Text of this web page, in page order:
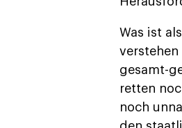
Was ist
gesamt-
retten
noch